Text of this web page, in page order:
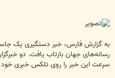
به گزارش فارس، خبر دستگیری یک
رسانه‌های جهان بازتاب یافت. دو
سرعت این خبر را روی تلکس خبری خود